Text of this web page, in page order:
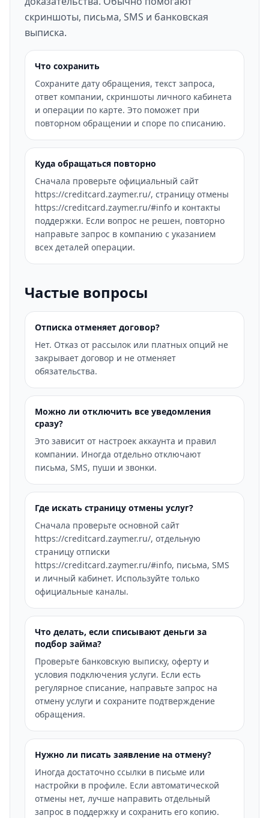
скриншоты, письма, SMS и банковская
выписка.
Что сохранить
Сохраните дату обращения, текст запроса,
ответ компании, скриншоты личного кабинета
и операции по карте. Это поможет при
повторном обращении и споре по списанию.
Куда обращаться повторно
Сначала проверьте официальный сайт
https://creditcard.zaymer.ru/, страницу отмены
https://creditcard.zaymer.ru/#info и контакты
поддержки. Если вопрос не решен, повторно
направьте запрос в компанию с указанием
всех деталей операции.
Частые вопросы
Отписка отменяет договор?
Нет. Отказ от рассылок или платных опций не
закрывает договор и не отменяет
обязательства.
Можно ли отключить все уведомления
сразу?
Это зависит от настроек аккаунта и правил
компании. Иногда отдельно отключают
письма, SMS, пуши и звонки.
Где искать страницу отмены услуг?
Сначала проверьте основной сайт
https://creditcard.zaymer.ru/, отдельную
страницу отписки
https://creditcard.zaymer.ru/#info, письма, SMS
и личный кабинет. Используйте только
официальные каналы.
Что делать, если списывают деньги за
подбор займа?
Проверьте банковскую выписку, оферту и
условия подключения услуги. Если есть
регулярное списание, направьте запрос на
отмену услуги и сохраните подтверждение
обращения.
Нужно ли писать заявление на отмену?
Иногда достаточно ссылки в письме или
настройки в профиле. Если автоматической
отмены нет, лучше направить отдельный
запрос в поддержку и сохранить его копию.